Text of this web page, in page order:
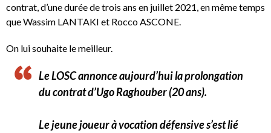
contrat, d’une durée de trois ans en juillet 2021, en même temps
que Wassim LANTAKI et Rocco ASCONE.
On lui souhaite le meilleur.
Le LOSC annonce aujourd’hui la prolongation
du contrat d’Ugo Raghouber (20 ans).
Le jeune joueur à vocation défensive s’est lié